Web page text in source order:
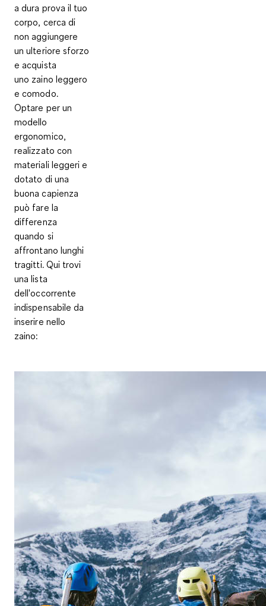
a dura prova il tuo
corpo, cerca di
non aggiungere
un ulteriore sforzo
e acquista
uno zaino leggero
e comodo.
Optare per un
modello
ergonomico,
realizzato con
materiali leggeri e
dotato di una
buona capienza
può fare la
differenza
quando si
affrontano lunghi
tragitti. Qui trovi
una lista
dell'occorrente
indispensabile da
inserire nello
zaino: